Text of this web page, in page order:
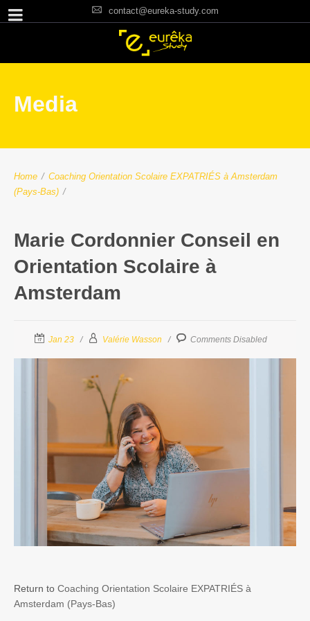
contact@eureka-study.com
Media
Home / Coaching Orientation Scolaire EXPATRIÉS à Amsterdam
(Pays-Bas) /
Marie Cordonnier Conseil en
Orientation Scolaire à
Amsterdam
Jan 23 Valérie Wasson Comments Disabled
Return to Coaching Orientation Scolaire EXPATRIÉS à
Amsterdam (Pays-Bas)